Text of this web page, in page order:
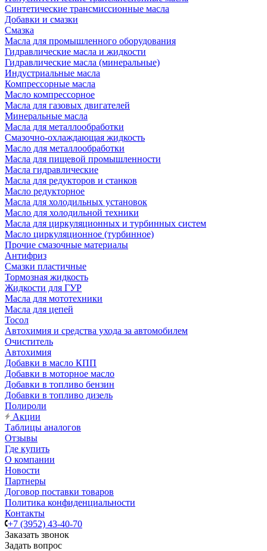
Синтетические трансмиссионные масла
Добавки и смазки
Смазка
Масла для промышленного оборудования
Гидравлические масла и жидкости
Гидравлические масла (минеральные)
Индустриальные масла
Компрессорные масла
Масло компрессорное
Масла для газовых двигателей
Минеральные масла
Масла для металлообработки
Смазочно-охлаждающая жидкость
Масло для металлообработки
Масла для пищевой промышленности
Масла гидравлические
Масла для редукторов и станков
Масло редукторное
Масла для холодильных установок
Масло для холодильной техники
Масла для циркуляционных и турбинных систем
Масло циркуляционное (турбинное)
Прочие смазочные материалы
Антифриз
Смазки пластичные
Тормозная жидкость
Жидкости для ГУР
Масла для мототехники
Масла для цепей
Тосол
Автохимия и средства ухода за автомобилем
Очиститель
Автохимия
Добавки в масло КПП
Добавки в моторное масло
Добавки в топливо бензин
Добавки в топливо дизель
Полироли
Акции
Таблицы аналогов
Отзывы
Где купить
О компании
Новости
Партнеры
Договор поставки товаров
Политика конфиденциальности
Контакты
+7 (3952) 43-40-70
Заказать звонок
Задать вопрос